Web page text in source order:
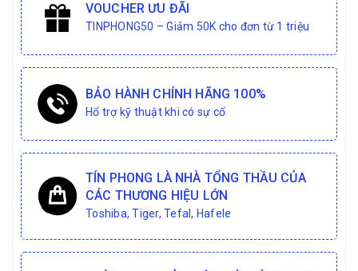
VOUCHER ƯU ĐÃI
TINPHONG50 – Giảm 50K cho đơn từ 1 triệu
BẢO HÀNH CHÍNH HÃNG 100%
Hổ trợ kỹ thuật khi có sự cố
TÍN PHONG LÀ NHÀ TỔNG THẦU CỦA
CÁC THƯƠNG HIỆU LỚN
Toshiba, Tiger, Tefal, Hafele